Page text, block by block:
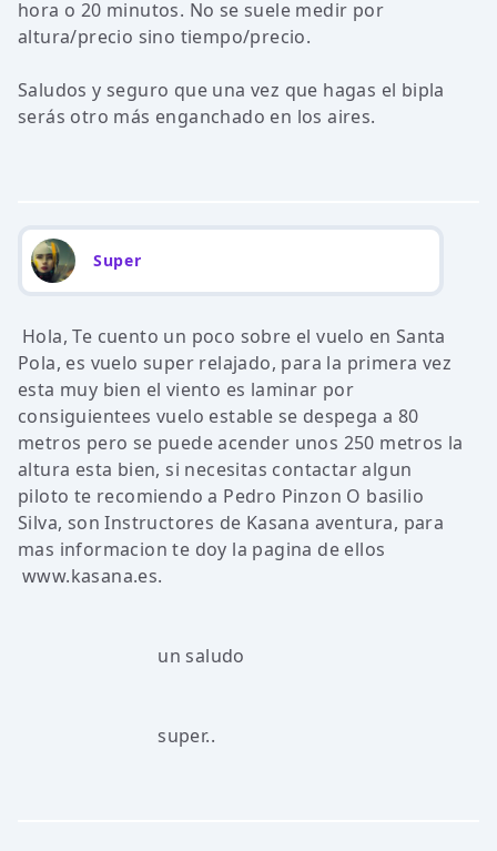
hora o 20 minutos. No se suele medir por
altura/precio sino tiempo/precio.
Saludos y seguro que una vez que hagas el bipla
serás otro más enganchado en los aires.
Super
Hola, Te cuento un poco sobre el vuelo en Santa
Pola, es vuelo super relajado, para la primera vez
esta muy bien el viento es laminar por
consiguientees vuelo estable se despega a 80
metros pero se puede acender unos 250 metros la
altura esta bien, si necesitas contactar algun
piloto te recomiendo a Pedro Pinzon O basilio
Silva, son Instructores de Kasana aventura, para
mas informacion te doy la pagina de ellos
www.kasana.es.
un saludo
super..